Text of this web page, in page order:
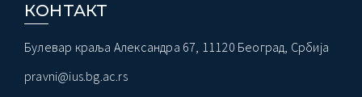
КОНТАКТ
Булевар краља Александра 67, 11120 Београд, Србија
pravni@ius.bg.ac.rs